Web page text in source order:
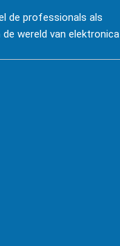
de professionals als
wereld van elektronica